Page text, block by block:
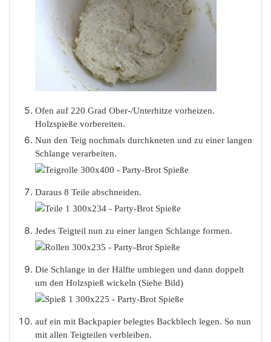
Ofen auf 220 Grad Ober-/Unterhitze vorheizen.
Holzspieße vorbereiten.
Nun den Teig nochmals durchkneten und zu einer langen
Schlange verarbeiten.
Daraus 8 Teile abschneiden.
Jedes Teigteil nun zu einer langen Schlange formen.
Die Schlange in der Hälfte umbiegen und dann doppelt
um den Holzspieß wickeln (Siehe Bild)
auf ein mit Backpapier belegtes Backblech legen. So nun
mit allen Teigteilen verbleiben.